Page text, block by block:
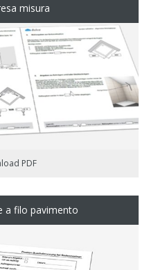
misura
PDF
a filo pavimento